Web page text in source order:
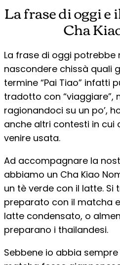
La frase di oggi e
Cha
La frase di oggi potrebbe
nascondere chissà quali
termine “Pai Tiao” infatti
tradotto con “viaggiare”,
ragionandoci su un po’,
anche altri contesti in cui
venire usata.
Ad accompagnare la
abbiamo un Cha Kiao
un tè verde con il latte. Si
preparato con il matcha
latte condensato, o
preparano i thailandesi.
Sebbene io abbia